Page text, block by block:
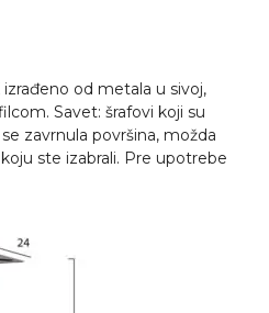
od metala u sivoj,
Savet: šrafovi koji su
zavrnula površina, možda
ste izabrali. Pre upotrebe